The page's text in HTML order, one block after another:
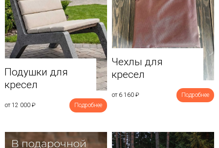
Подушки для
кресел
от 12 000 ₽ Подробнее
Чехлы для
кресел
от 6 160 ₽ Подробнее